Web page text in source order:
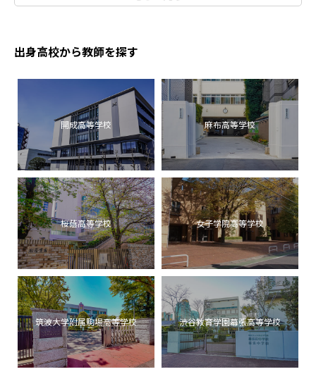
出身高校から教師を探す
開成高等学校 麻布高等学校
桜蔭高等学校 女子学院高等学校
筑波大学附属駒場高等学校 渋谷教育学園幕張高等学校